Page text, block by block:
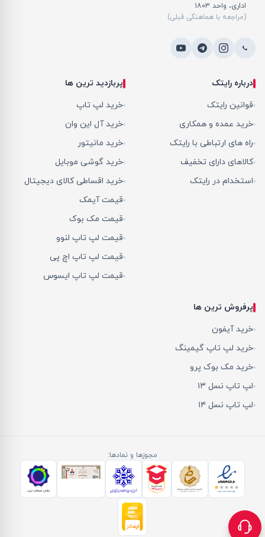
اداری، واحد ۱۸۰۳
(مراجعه با هماهنگی قبلی)
درباره رایتک
قوانین رایتک
خرید عمده و همکاری
راه های ارتباطی با رایتک
کالاهای دارای تخفیف
استخدام در رایتک
پربازدید ترین ها
خرید لپ تاپ
خرید آل این وان
خرید مانیتور
خرید گوشی موبایل
خرید اقساطی کالای دیجیتال
قیمت آیمک
قیمت مک بوک
قیمت لپ تاپ لنوو
قیمت لپ تاپ اچ پی
قیمت لپ تاپ ایسوس
پرفروش ترین ها
خرید آیفون
خرید لپ تاپ گیمینگ
خرید مک بوک پرو
لپ تاپ نسل ۱۳
لپ تاپ نسل ۱۴
مجوزها و نمادها: